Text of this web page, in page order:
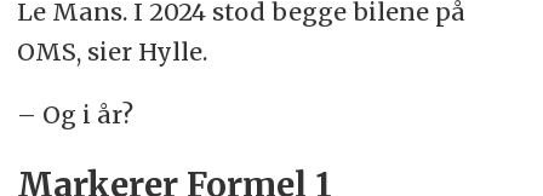
Le Mans. I 2024 stod begge bilene på
OMS, sier Hylle.
– Og i år?
Markerer Formel 1